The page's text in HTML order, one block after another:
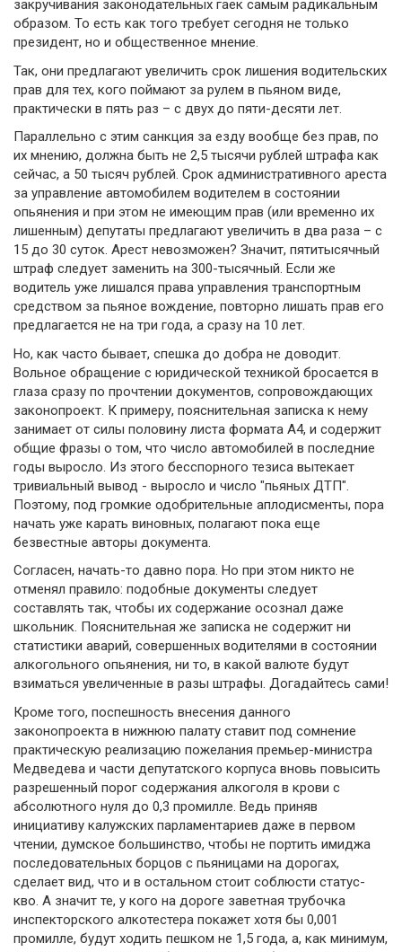
закручивания законодательных гаек самым радикальным
образом. То есть как того требует сегодня не только
президент, но и общественное мнение.
Так, они предлагают увеличить срок лишения водительских
прав для тех, кого поймают за рулем в пьяном виде,
практически в пять раз – с двух до пяти-десяти лет.
Параллельно с этим санкция за езду вообще без прав, по
их мнению, должна быть не 2,5 тысячи рублей штрафа как
сейчас, а 50 тысяч рублей. Срок административного ареста
за управление автомобилем водителем в состоянии
опьянения и при этом не имеющим прав (или временно их
лишенным) депутаты предлагают увеличить в два раза – с
15 до 30 суток. Арест невозможен? Значит, пятитысячный
штраф следует заменить на 300-тысячный. Если же
водитель уже лишался права управления транспортным
средством за пьяное вождение, повторно лишать прав его
предлагается не на три года, а сразу на 10 лет.
Но, как часто бывает, спешка до добра не доводит.
Вольное обращение с юридической техникой бросается в
глаза сразу по прочтении документов, сопровождающих
законопроект. К примеру, пояснительная записка к нему
занимает от силы половину листа формата А4, и содержит
общие фразы о том, что число автомобилей в последние
годы выросло. Из этого бесспорного тезиса вытекает
тривиальный вывод - выросло и число "пьяных ДТП".
Поэтому, под громкие одобрительные аплодисменты, пора
начать уже карать виновных, полагают пока еще
безвестные авторы документа.
Согласен, начать-то давно пора. Но при этом никто не
отменял правило: подобные документы следует
составлять так, чтобы их содержание осознал даже
школьник. Пояснительная же записка не содержит ни
статистики аварий, совершенных водителями в состоянии
алкогольного опьянения, ни то, в какой валюте будут
взиматься увеличенные в разы штрафы. Догадайтесь сами!
Кроме того, поспешность внесения данного
законопроекта в нижнюю палату ставит под сомнение
практическую реализацию пожелания премьер-министра
Медведева и части депутатского корпуса вновь повысить
разрешенный порог содержания алкоголя в крови с
абсолютного нуля до 0,3 промилле. Ведь приняв
инициативу калужских парламентариев даже в первом
чтении, думское большинство, чтобы не портить имиджа
последовательных борцов с пьяницами на дорогах,
сделает вид, что и в остальном стоит соблюсти статус-
кво. А значит те, у кого на дороге заветная трубочка
инспекторского алкотестера покажет хотя бы 0,001
промилле, будут ходить пешком не 1,5 года, а, как минимум,